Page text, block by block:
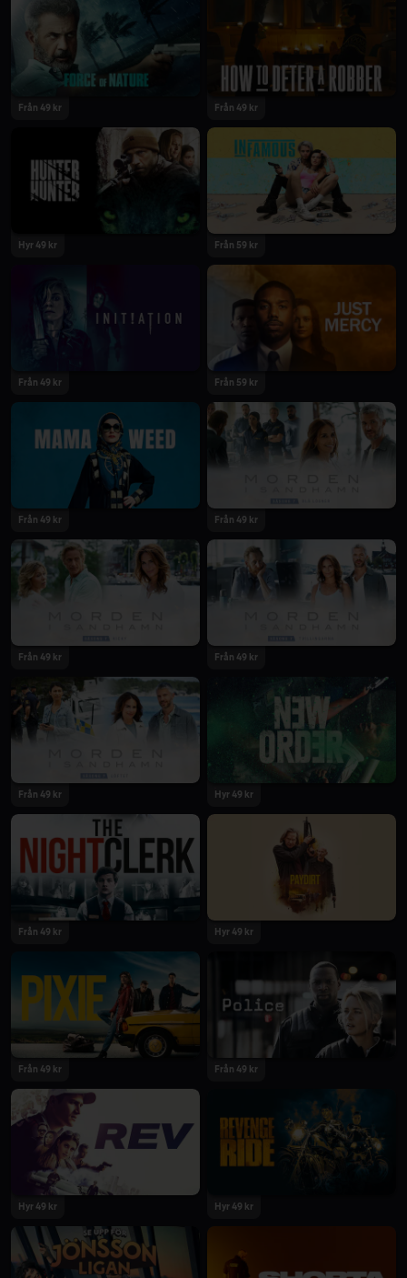
Från 49 kr Från 49 kr
Hyr 49 kr
2020
Från 59 kr
Från 49 kr Från 59 kr
2020
Från 49 kr Från 49 kr
Från 49 kr Från 49 kr
2020
Från 49 kr Hyr 49 kr
Från 49 kr
2020
Hyr 49 kr
Från 49 kr
2020
Från 49 kr
Hyr 49 kr Hyr 49 kr